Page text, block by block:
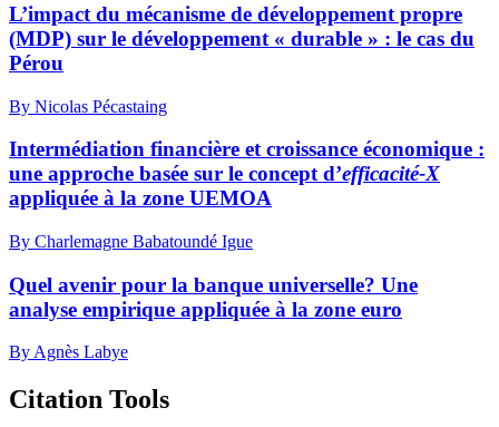
L’impact du mécanisme de développement propre
(MDP) sur le développement « durable » : le cas du
Pérou
By Nicolas Pécastaing
Intermédiation financière et croissance économique :
une approche basée sur le concept d’efficacité-X
appliquée à la zone UEMOA
By Charlemagne Babatoundé Igue
Quel avenir pour la banque universelle? Une
analyse empirique appliquée à la zone euro
By Agnès Labye
Citation Tools